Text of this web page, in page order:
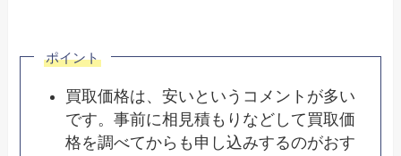
ポイント
買取価格は、安いというコメントが多い
です。事前に相見積もりなどして買取価
格を調べてからも申し込みするのがおす